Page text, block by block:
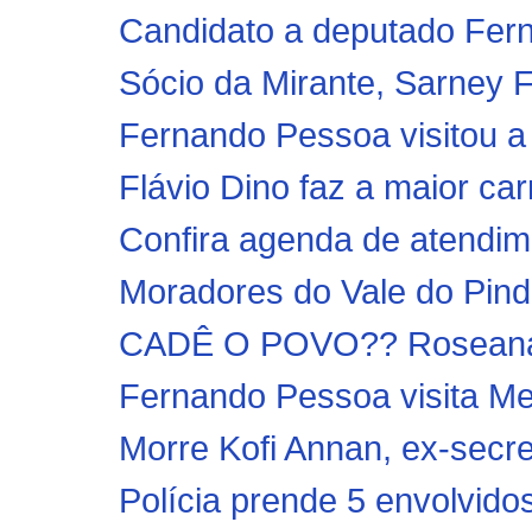
Candidato a deputado
Sócio da Mirante, Sarney
Fernando Pessoa visitou
Flávio Dino faz a maior
Confira agenda de
Moradores do Vale do
CADÊ O POVO??
Fernando Pessoa visita
Morre Kofi Annan, ex-
Polícia prende 5